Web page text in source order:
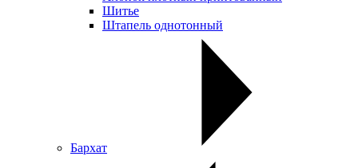
Шитье
Штапель однотонный
Бархат